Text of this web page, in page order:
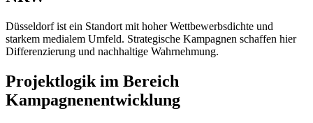
Düsseldorf ist ein Standort mit hoher Wettbewerbsdichte und
starkem medialem Umfeld. Strategische Kampagnen schaffen hier
Differenzierung und nachhaltige Wahrnehmung.
Projektlogik im Bereich
Kampagnenentwicklung